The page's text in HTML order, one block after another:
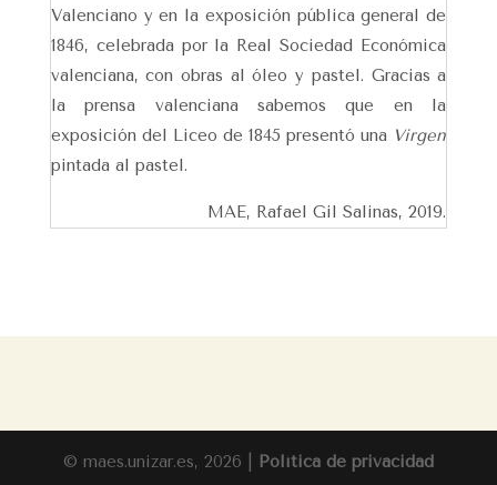
Valenciano y en la exposición pública general de
1846, celebrada por la Real Sociedad Económica
valenciana, con obras al óleo y pastel. Gracias a
la prensa valenciana sabemos que en la
exposición del Liceo de 1845 presentó una Virgen
pintada al pastel.
MAE, Rafael Gil Salinas, 2019.
© maes.unizar.es, 2026 | Política de privacidad